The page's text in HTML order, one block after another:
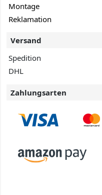
Montage
Reklamation
Versand
Spedition
DHL
Zahlungsarten